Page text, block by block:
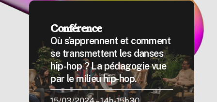
Conférence
Où s’apprennent et comment
se transmettent les danses
hip-hop ? La pédagogie vue
par le milieu hip-hop.